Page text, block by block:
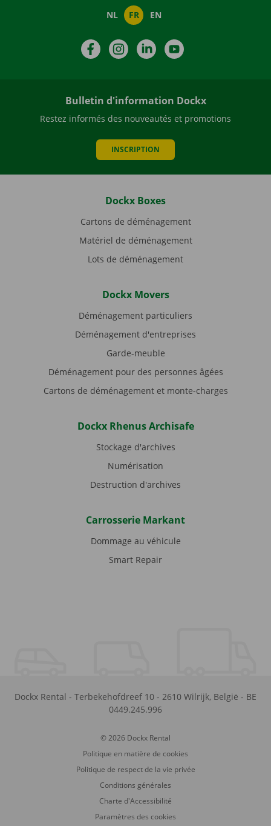
NL FR EN
FacebookInstagramLinkedIn
Bulletin d'information Dockx
Restez informés des nouveautés et promotions
INSCRIPTION
Dockx Boxes
Cartons de déménagement
Matériel de déménagement
Lots de déménagement
Dockx Movers
Déménagement particuliers
Déménagement d'entreprises
Garde-meuble
Déménagement pour des personnes âgées
Cartons de déménagement et monte-charges
Dockx Rhenus Archisafe
Stockage d'archives
Numérisation
Destruction d'archives
Carrosserie Markant
Dommage au véhicule
Smart Repair
Dockx Rental - Terbekehofdreef 10 - 2610 Wilrijk, België - BE
0449.245.996
© 2026 Dockx Rental
Politique en matière de cookies
Politique de respect de la vie privée
Conditions générales
Charte d'Accessibilité
Paramètres des cookies